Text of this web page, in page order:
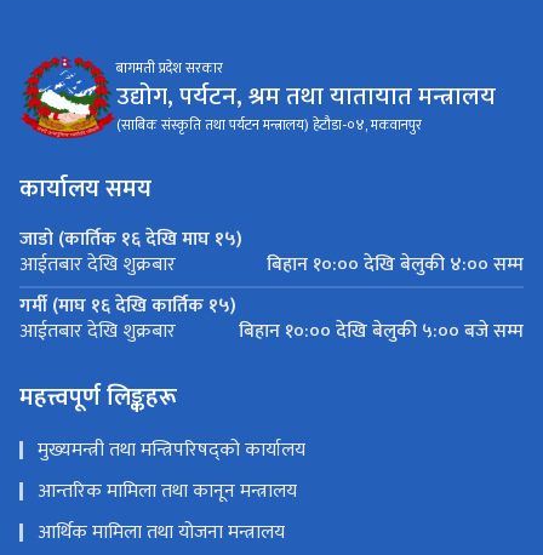
बागमती प्रदेश सरकार
उद्योग, पर्यटन, श्रम तथा यातायात मन्त्रालय
(साबिक संस्कृति तथा पर्यटन मन्त्रालय) हेटौडा-०४, मकवानपुर
कार्यालय समय
जाडो (कार्तिक १६ देखि माघ १५)
आईतबार देखि शुक्रबार
बिहान १०:०० देखि बेलुकी ४:०० सम्म
गर्मी (माघ १६ देखि कार्तिक १५)
आईतबार देखि शुक्रबार बिहान १०:०० देखि बेलुकी ५:०० बजे सम्म
महत्त्वपूर्ण लिङ्कहरू
मुख्यमन्त्री तथा मन्त्रिपरिषद्को कार्यालय
आन्तरिक मामिला तथा कानून मन्त्रालय
आर्थिक मामिला तथा योजना मन्त्रालय